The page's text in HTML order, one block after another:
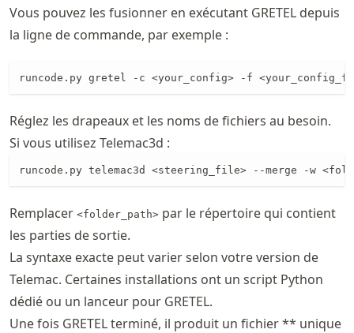
Vous pouvez les fusionner en exécutant GRETEL depuis
la ligne de commande, par exemple :
runcode.py gretel -c <your_config> -f
Réglez les drapeaux et les noms de fichiers au besoin.
Si vous utilisez Telemac3d :
runcode.py telemac3d <steering_file> --merge -w
Remplacer <folder_path> par le répertoire qui contient
les parties de sortie.
La syntaxe exacte peut varier selon votre version de
Telemac. Certaines installations ont un script Python
dédié ou un lanceur pour GRETEL.
Une fois GRETEL terminé, il produit un fichier ** unique